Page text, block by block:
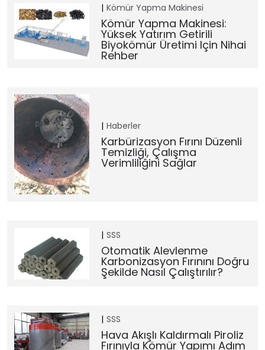
Kömür Yapma Makinesi
Kömür Yapma Makinesi:
Yüksek Yatırım Getirili
Biyokömür Üretimi Için Nihai
Rehber
Haberler
Karbürizasyon Fırını Düzenli
Temizliği, Çalışma
Verimliliğini Sağlar
SSS
Otomatik Alevlenme
Karbonizasyon Fırınını Doğru
Şekilde Nasıl Çalıştırılır?
SSS
Hava Akışlı Kaldırmalı Piroliz
Fırınıyla Kömür Yapımı Adım